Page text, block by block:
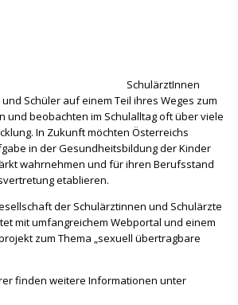
SchulärztInnen
Schüler auf einem Teil ihres Weges zum
und beobachten im Schulalltag oft über viele
In Zukunft möchten Österreichs
in der Gesundheitsbildung der Kinder
wahrnehmen und für ihren Berufsstand
etablieren.
der Schulärztinnen und Schulärzte
mit umfangreichem Webportal und einem
zum Thema „sexuell übertragbare
finden weitere Informationen unter